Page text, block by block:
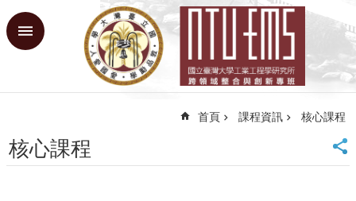
跳到主要內容區塊
進
首
頁
首頁 課程資訊 核心課程
核心課程